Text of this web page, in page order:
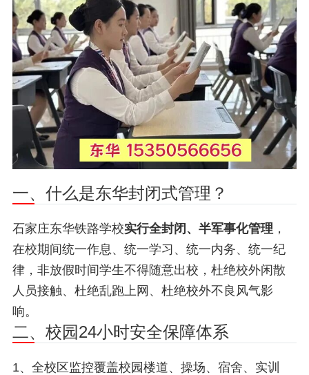
一、什么是东华封闭式管理？
石家庄东华铁路学校实行全封闭、半军事化管理 ，
在校期间统一作息、统一学习、统一内务、统一纪
律，非放假时间学生不得随意出校，杜绝校外闲散
人员接触、杜绝乱跑上网、杜绝校外不良风气影
响。
二、校园24小时安全保障体系
1、全校区监控覆盖校园楼道、操场、宿舍、实训